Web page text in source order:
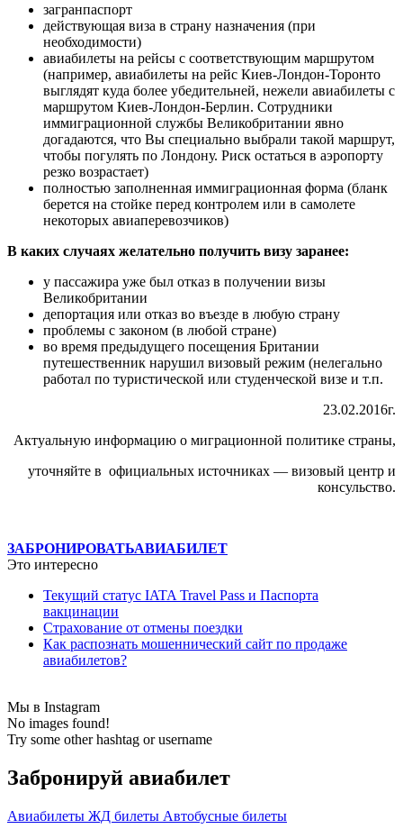
загранпаспорт
действующая виза в страну назначения (при
необходимости)
авиабилеты на рейсы с соответствующим маршрутом
(например, авиабилеты на рейс Киев-Лондон-Торонто
выглядят куда более убедительней, нежели авиабилеты с
маршрутом Киев-Лондон-Берлин. Сотрудники
иммиграционной службы Великобритании явно
догадаются, что Вы специально выбрали такой маршрут,
чтобы погулять по Лондону. Риск остаться в аэропорту
резко возрастает)
полностью заполненная иммиграционная форма (бланк
берется на стойке перед контролем или в самолете
некоторых авиаперевозчиков)
В каких случаях желательно получить визу заранее:
у пассажира уже был отказ в получении визы
Великобритании
депортация или отказ во въезде в любую страну
проблемы с законом (в любой стране)
во время предыдущего посещения Британии
путешественник нарушил визовый режим (нелегально
работал по туристической или студенческой визе и т.п.
23.02.2016г.
Актуальную информацию о миграционной политике страны,
уточняйте в официальных источниках — визовый центр и
консульство.
ЗАБРОНИРОВАТЬАВИАБИЛЕТ
Это интересно
Текущий статус IATA Travel Pass и Паспорта
вакцинации
Страхование от отмены поездки
Как распознать мошеннический сайт по продаже
авиабилетов?
Мы в Instagram
No images found!
Try some other hashtag or username
Забронируй авиабилет
Авиабилеты ЖД билеты Автобусные билеты